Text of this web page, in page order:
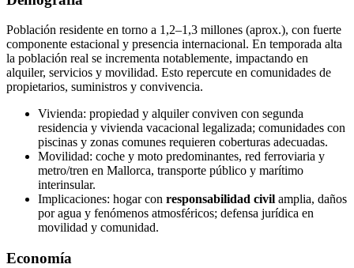
Población residente en torno a 1,2–1,3 millones (aprox.), con fuerte
componente estacional y presencia internacional. En temporada alta
la población real se incrementa notablemente, impactando en
alquiler, servicios y movilidad. Esto repercute en comunidades de
propietarios, suministros y convivencia.
Vivienda: propiedad y alquiler conviven con segunda
residencia y vivienda vacacional legalizada; comunidades con
piscinas y zonas comunes requieren coberturas adecuadas.
Movilidad: coche y moto predominantes, red ferroviaria y
metro/tren en Mallorca, transporte público y marítimo
interinsular.
Implicaciones: hogar con responsabilidad civil amplia, daños
por agua y fenómenos atmosféricos; defensa jurídica en
movilidad y comunidad.
Economía